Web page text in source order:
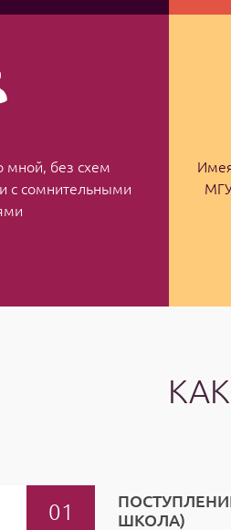
мной, без схем
с сомнительными
ШКОЛА)